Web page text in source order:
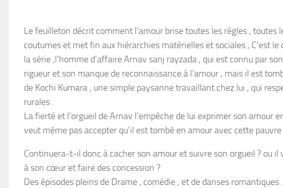
Le feuilleton décrit comment l’amour brise toutes les règles , toutes
coutumes et met fin aux hiérarchies matérielles et sociales , C’est le
la série ,l’homme d’affaire Arnav sanj rayzada , qui est connu par
rigueur et son manque de reconnaissance à l’amour , mais il est
de Kochi Kumara , une simple paysanne travaillant chez lui , qui
rurales .
La fierté et l’orgueil de Arnav l’empêche de lui exprimer son amour
veut même pas accepter qu’il est tombé en amour avec cette
Continuera-t-il donc à cacher son amour et suivre son orgueil ? ou il
à son cœur et faire des concession ?
Des épisodes pleins de Drame , comédie , et de danses romantiques